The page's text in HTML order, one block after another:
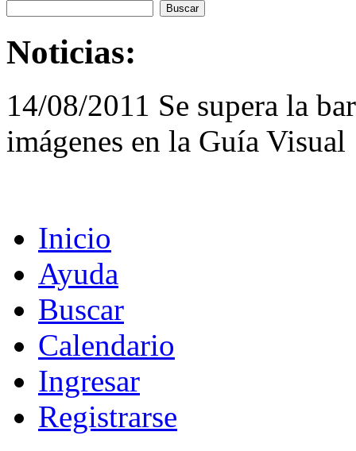
Noticias:
14/08/2011 Se supera la
imágenes en la Guía Visual
Inicio
Ayuda
Buscar
Calendario
Ingresar
Registrarse